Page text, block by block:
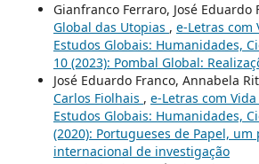
Gianfranco Ferraro, José Eduardo
Global das Utopias , e-Letras com
Estudos Globais: Humanidades,
10 (2023): Pombal Global:
José Eduardo Franco, Annabela
Carlos Fiolhais , e-Letras com
Estudos Globais: Humanidades,
(2020): Portugueses de Papel, um
internacional de investigação